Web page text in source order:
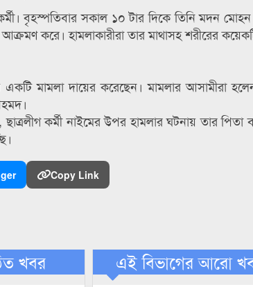
বৃহস্পতিবার সকাল ১০ টার দিকে তিনি মদন
করে। হামলাকারীরা তার মাথাসহ শরীরের
মামলা দায়ের করেছেন। মামলার আসামীরা
কর্মী নাইমের উপর হামলার ঘটনায় তার পিতা
Copy Link
খবর এই বিভাগের আরো